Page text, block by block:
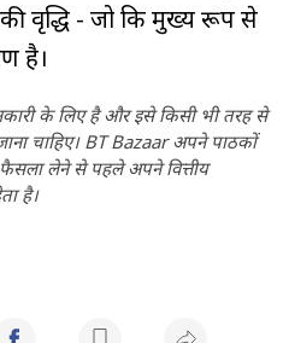
वृद्धि - जो कि मुख्य रूप से
है।
के लिए है और इसे किसी भी तरह से
चाहिए। BT Bazaar अपने पाठकों
लेने से पहले अपने वित्तीय
है।